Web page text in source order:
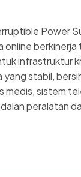
Power
online berkinerja
infrastruktur
stabil,
sistem
peralatan